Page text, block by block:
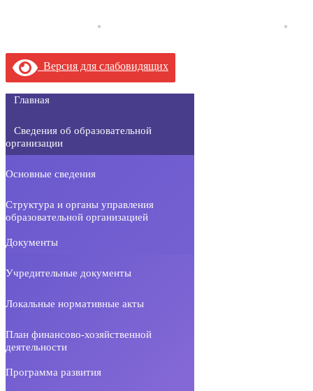
Версия для слабовидящих
Главная
Сведения об образовательной
организации
Основные сведения
Структура и органы управления
образовательной организацией
Документы
Учредительные документы
Локальные нормативные акты
План финансово-хозяйственной
деятельности
Программа развития